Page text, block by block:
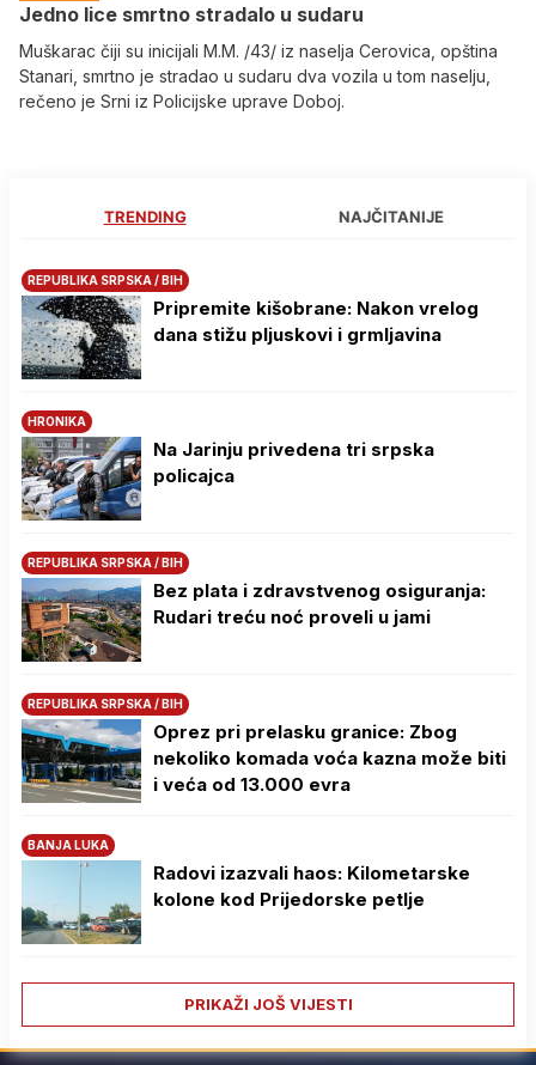
Јedno lice smrtno stradalo u sudaru
Muškarac čiji su inicijali M.M. /43/ iz naselja Cerovica, opština
Stanari, smrtno je stradao u sudaru dva vozila u tom naselju,
rečeno je Srni iz Policijske uprave Doboj.
TRENDING NAJČITANIJE
REPUBLIKA SRPSKA / BIH
Pripremite kišobrane: Nakon vrelog
dana stižu pljuskovi i grmljavina
HRONIKA
Na Јarinju privedena tri srpska
policajca
REPUBLIKA SRPSKA / BIH
Bez plata i zdravstvenog osiguranja:
Rudari treću noć proveli u jami
REPUBLIKA SRPSKA / BIH
Oprez pri prelasku granice: Zbog
nekoliko komada voća kazna može biti
i veća od 13.000 evra
BANJA LUKA
Radovi izazvali haos: Kilometarske
kolone kod Prijedorske petlje
PRIKAŽI JOŠ VIJESTI